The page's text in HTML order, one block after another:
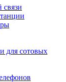
связи
для сотовых